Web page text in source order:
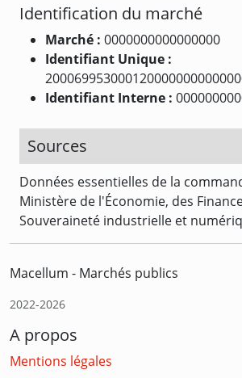
Identification du marché
Marché : 0000000000000000
Identifiant Unique :
Identifiant Interne :
Sources
Données essentielles de la
Ministère de l'Économie, des
Souveraineté industrielle et
Macellum - Marchés publics
2022-2026
A propos
Mentions légales